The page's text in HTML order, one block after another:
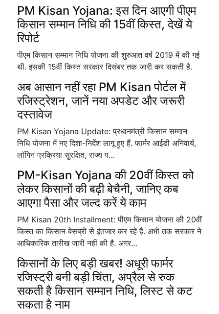
PM Kisan Yojana: इस दिन आएगी पीएम
किसान सम्मान निधि की 15वीं किस्त, देखें ये
रिपोर्ट
पीएम किसान सम्मान निधि योजना की शुरुआत वर्ष 2019 में की गई
थी. इसकी 15वीं किस्त सरकार दिसंबर तक जारी कर सकती है.
अब आसान नहीं रहा PM Kisan पोर्टल में
रजिस्ट्रेशन, जानें नया अपडेट और जरूरी
दस्तावेज
PM Kisan Yojana Update: प्रधानमंत्री किसान सम्मान
निधि योजना में नए दिशा-निर्देश लागू हुए हैं. फार्मर आईडी अनिवार्य,
लॉगिन प्रक्रिया सुरक्षित, राज्य प…
PM-Kisan Yojana की 20वीं किस्त को
लेकर किसानों की बढ़ी बेचैनी, जानिए कब
आएगा पैसा और जल्द करें ये काम
PM Kisan 20th Installment: पीएम किसान योजना की 20वीं
किस्त का किसान बेसब्री से इंतजार कर रहे हैं. अभी तक सरकार ने
आधिकारिक तारीख जारी नहीं की है. अगर…
किसानों के लिए बड़ी खबर! अधूरी फार्मर
रजिस्ट्री बनी बड़ी चिंता, अप्रैल से रुक
सकती है किसान सम्मान निधि, लिस्ट से कट
सकता है नाम